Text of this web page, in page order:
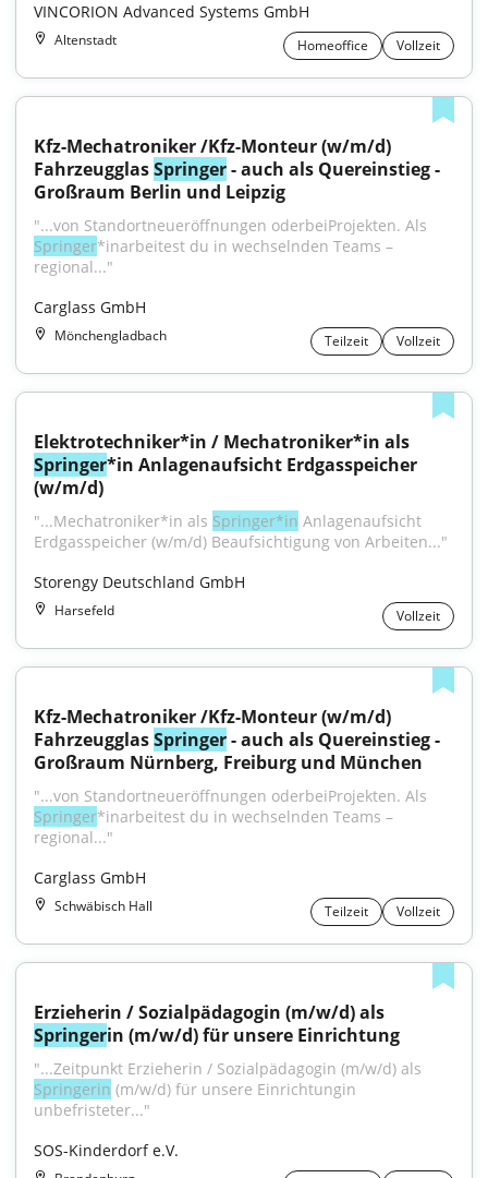
VINCORION Advanced Systems GmbH
Altenstadt Homeoffice Vollzeit
Kfz-Mechatroniker /Kfz-Monteur (w/m/d)
Fahrzeugglas Springer - auch als Quereinstieg -
Großraum Berlin und Leipzig
Springer*inarbeitest du in wechselnden Teams –
regional..."
Carglass GmbH
Mönchengladbach Teilzeit Vollzeit
Springer*in Anlagenaufsicht Erdgasspeicher
(w/m/d)
"...Mechatroniker*in als Springer*in Anlagenaufsicht
Erdgasspeicher (w/m/d) Beaufsichtigung von Arbeiten..."
Storengy Deutschland GmbH
Harsefeld Vollzeit
Kfz-Mechatroniker /Kfz-Monteur (w/m/d)
Fahrzeugglas Springer - auch als Quereinstieg -
Großraum Nürnberg, Freiburg und München
Springer*inarbeitest du in wechselnden Teams –
regional..."
Carglass GmbH
Schwäbisch Hall Teilzeit Vollzeit
Springerin (m/w/d) für unsere Einrichtung
Springerin (m/w/d) für unsere Einrichtungin
unbefristeter..."
SOS-Kinderdorf e.V.